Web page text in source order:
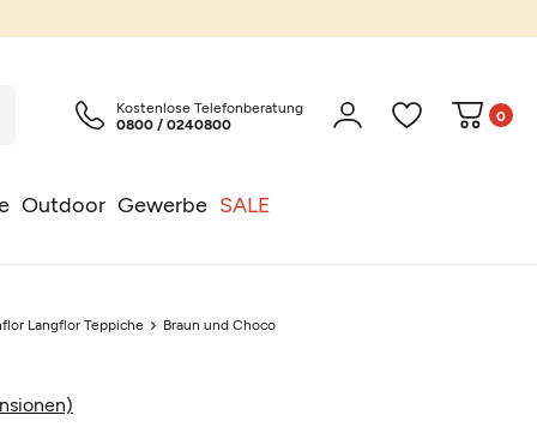
Outdoor Gewerbe SALE
Kostenlose Telefonberatung
0800 / 0240800
0
Langflor Teppiche Braun und Choco